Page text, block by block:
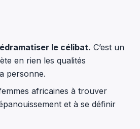
le célibat. C’est un
en rien les qualités
personne.
africaines à trouver
et à se définir